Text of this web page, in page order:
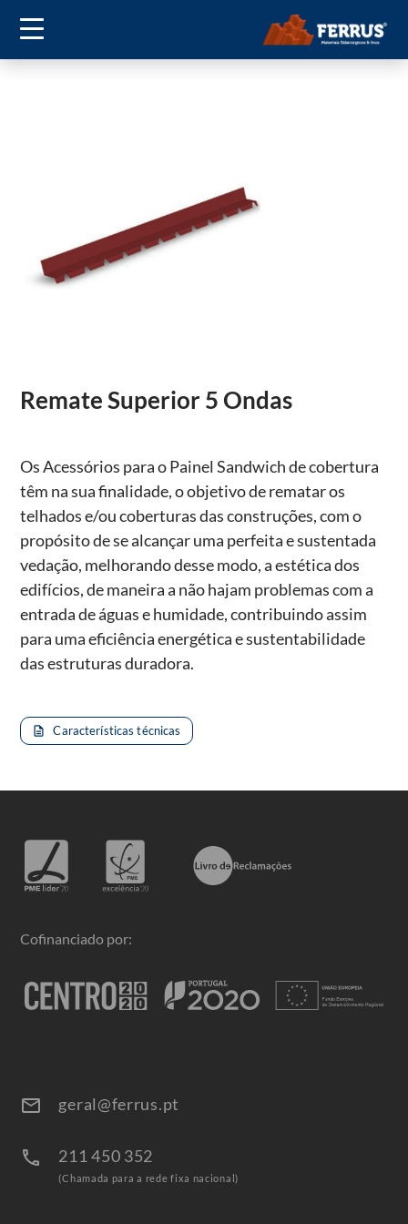
Remate Superior 5 Ondas
Os Acessórios para o Painel Sandwich de cobertura
têm na sua finalidade, o objetivo de rematar os
telhados e/ou coberturas das construções, com o
propósito de se alcançar uma perfeita e sustentada
vedação, melhorando desse modo, a estética dos
edifícios, de maneira a não hajam problemas com a
entrada de águas e humidade, contribuindo assim
para uma eficiência energética e sustentabilidade
das estruturas duradora.
description Características técnicas
Cofinanciado por:
email geral@ferrus.pt
call 211 450 352
(Chamada para a rede fixa nacional)